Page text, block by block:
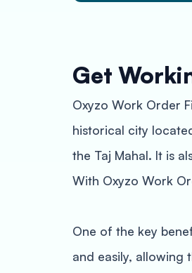
Get
Oxyzo Work Order
historical city
the Taj Mahal. It is
With Oxyzo Work
One of the key
and easily, allowing